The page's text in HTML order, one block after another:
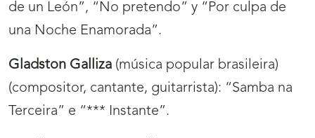
de un León”, “No pretendo” y “Por culpa de
una Noche Enamorada”.
Gladston Galliza (música popular brasileira)
(compositor, cantante, guitarrista): “Samba na
Terceira” e “*** Instante”.